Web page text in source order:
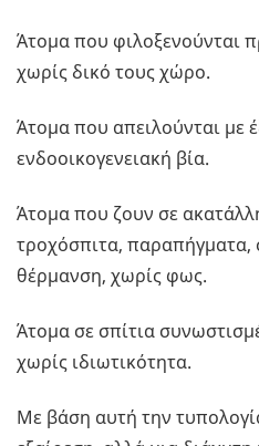
Άτομα που φιλοξενούνται
χωρίς δικό τους χώρο.
Άτομα που απειλούνται με
ενδοοικογενειακή βία.
Άτομα που ζουν σε
τροχόσπιτα, παραπήγματα,
θέρμανση, χωρίς φως.
Άτομα σε σπίτια
χωρίς ιδιωτικότητα.
Με βάση αυτή την